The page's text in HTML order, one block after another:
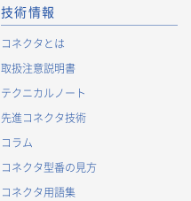
びCookieポリシーに従って
jp/cookie/
は、次の通りです。当社
ると合理的に認められる範
場合には、変更された利用
技術情報
コネクタとは
取扱注意説明書
テクニカルノート
先進コネクタ技術
コラム
コネクタ型番の見方
コネクタ用語集